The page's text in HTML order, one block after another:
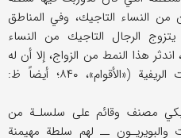
من النساء التاجيك، وفي المناطق
الرجال التاجيك من النساء
اندثر هذا النمط من الزواج، إلا أن له
نسقاً وحركة بطيئة في المجتمعات الريفية («الأقوام»، ۸۴۰؛ أيضاً ظ:
مصنف وقائم على سلسلـة من
والبويريـون ــ لهم سلطة مهيمنة